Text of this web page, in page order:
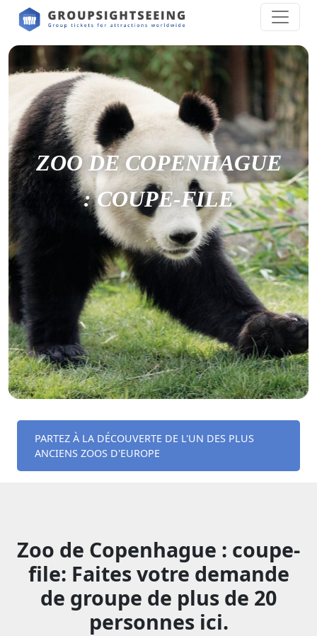
ZOO DE COPENHAGUE
: COUPE-FILE
PARTEZ À LA DÉCOUVERTE DE L'UN DES PLUS
ANCIENS ZOOS D'EUROPE
Zoo de Copenhague : coupe-
file: Faites votre demande
de groupe de plus de 20
personnes ici.